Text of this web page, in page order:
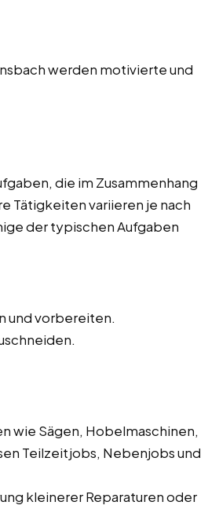
werden motivierte und
die im Zusammenhang
Tätigkeiten variieren je nach
der typischen Aufgaben
und vorbereiten.
wie Sägen, Hobelmaschinen,
Teilzeitjobs, Nebenjobs und
kleinerer Reparaturen oder